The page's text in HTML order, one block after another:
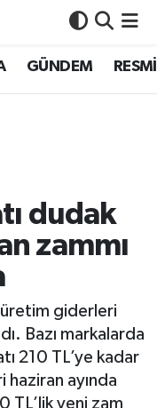
GÜNDEM
dudak
zammı
giderleri
Bazı markalarda
210 TL’ye kadar
ayında
TL’lik yeni zam